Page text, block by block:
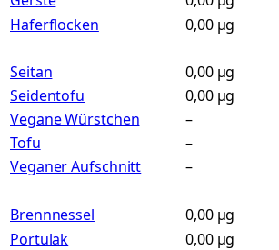
Haferflocken 0,00 µg
Seitan
0,00 µg
Seidentofu
0,00 µg
Vegane Würstchen
–
Tofu
–
Veganer Aufschnitt
–
Brennnessel
0,00 µg
Portulak 0,00 µg